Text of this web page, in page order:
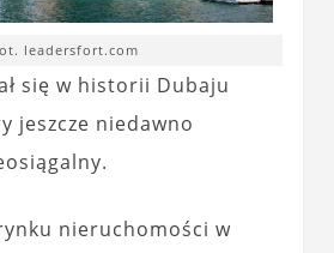
leadersfort.com
się w historii Dubaju
jeszcze niedawno
nieruchomości w